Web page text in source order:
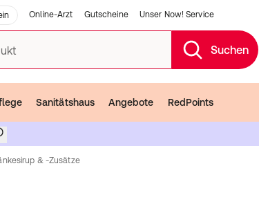
Online-Arzt Gutscheine Unser Now! Service
Suchen
Sanitätshaus Angebote RedPoints
& -zusätze